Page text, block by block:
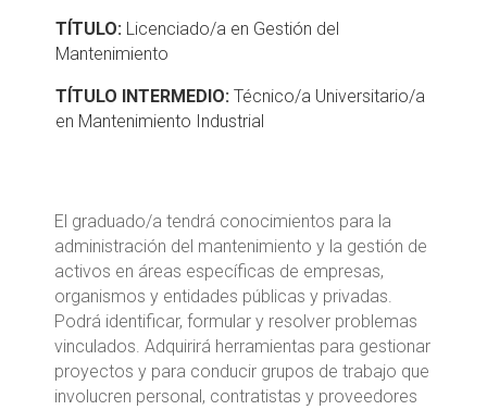
TÍTULO:Licenciado/a en Gestión del
Mantenimiento
TÍTULO INTERMEDIO: Técnico/a Universitario/a
en Mantenimiento Industrial
El graduado/a tendrá conocimientos para la
administración del mantenimiento y la gestión de
activos en áreas específicas de empresas,
organismos y entidades públicas y privadas.
Podrá identificar, formular y resolver problemas
vinculados. Adquirirá herramientas para gestionar
proyectos y para conducir grupos de trabajo que
involucren personal, contratistas y proveedores